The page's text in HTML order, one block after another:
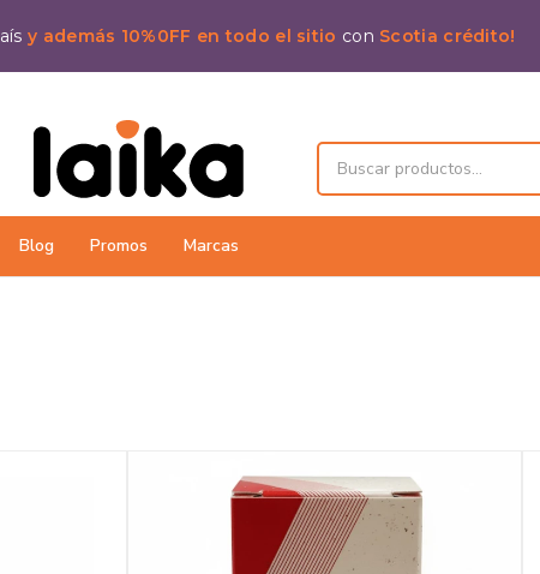
y además 10%0FF en todo el sitio con Scotia crédito!
Blog Promos Marcas